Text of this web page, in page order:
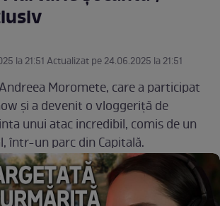
la 21:51 Actualizat pe 24.06.2025 la 21:51
Moromete, care a participat
și a devenit o vloggeriță de
unui atac incredibil, comis de un
într-un parc din Capitală.